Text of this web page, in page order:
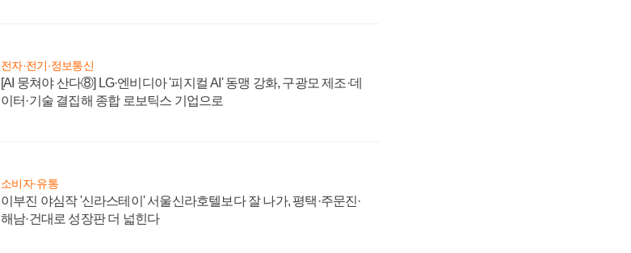
전자·전기·정보통신
[AI 뭉쳐야 산다⑧] LG·엔비디아 '피지컬 AI' 동맹 강화, 구광모 제조·데
이터·기술 결집해 종합 로보틱스 기업으로
소비자·유통
이부진 야심작 '신라스테이' 서울신라호텔보다 잘 나가, 평택·주문진·
해남·건대로 성장판 더 넓힌다